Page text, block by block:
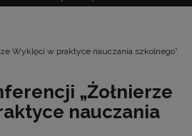
Wyklęci w praktyce nauczania szkolnego”
„Żołnierze
nauczania